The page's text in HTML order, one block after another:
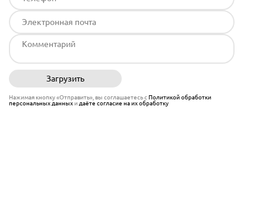
Загрузить
Нажимая кнопку «Отправить», вы соглашаетесь сПолитикой обработки
персональных данныхи даёте согласие на их обработку